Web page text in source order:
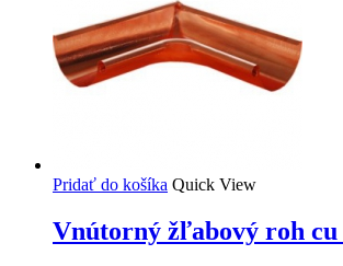
Pridať do košíka Quick View
Vnútorný žľabový roh cu